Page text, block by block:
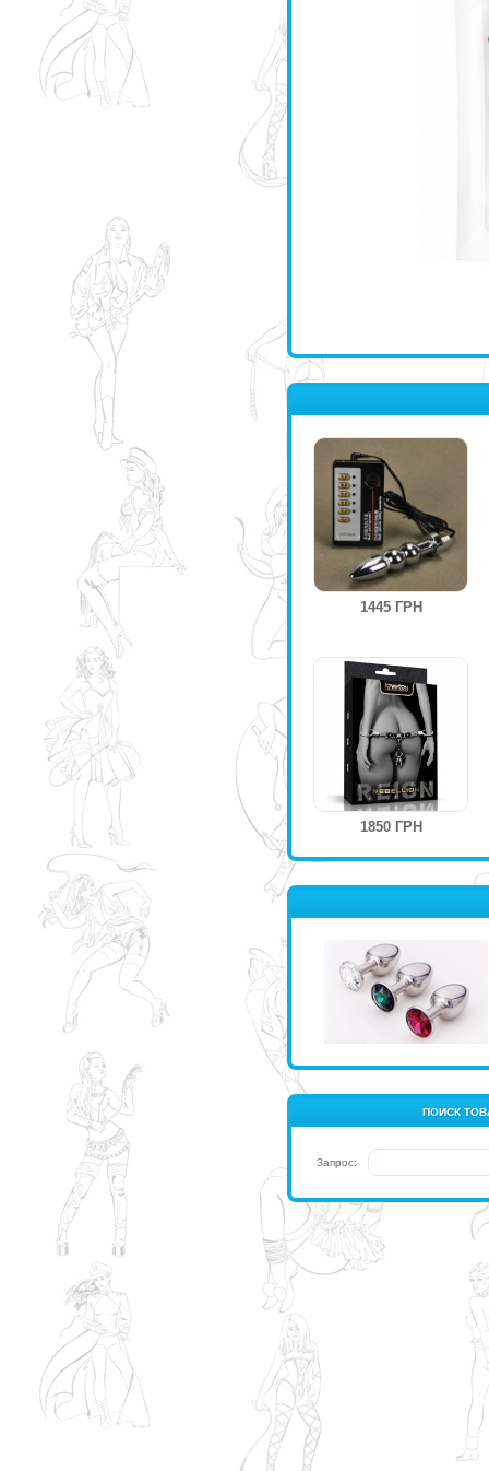
1445 ГРН
1850 ГРН
ПОИСК
Запрос: